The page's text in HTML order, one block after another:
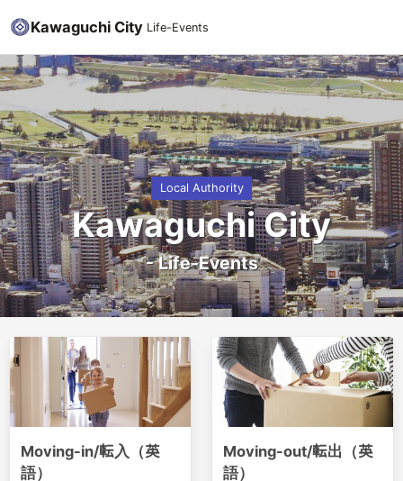
Kawaguchi City Life-Events
Local Authority
Kawaguchi City
-Life-Events
Moving-in/転入（英
語）
Moving-out/転出（英
語）